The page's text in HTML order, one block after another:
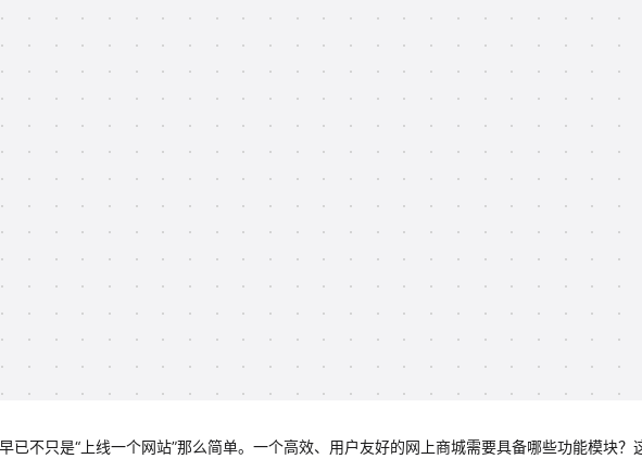
已不只是“上线一个网站”那么简单。一个高效、用户友好的网上商城需要具备哪些功能模块？